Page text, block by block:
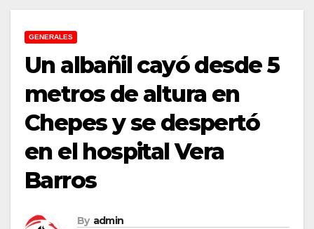
GENERALES
Un albañil cayó desde 5
metros de altura en
Chepes y se despertó
en el hospital Vera
Barros
By admin